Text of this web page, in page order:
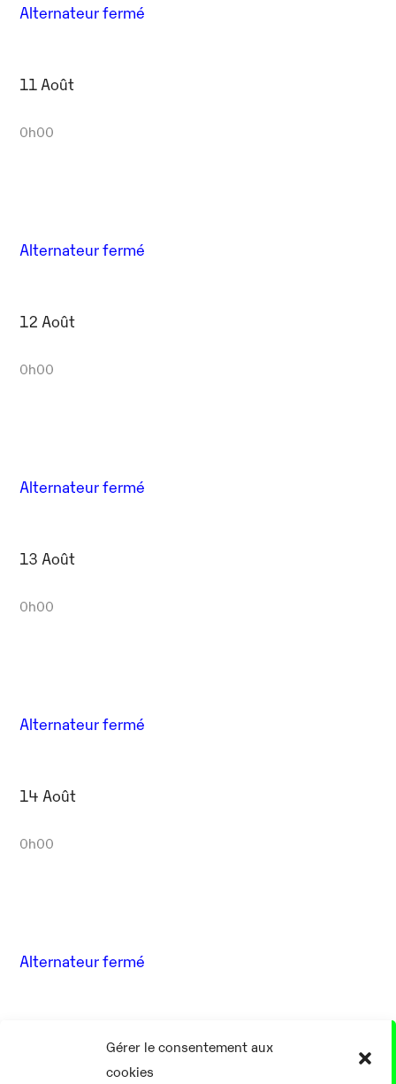
Gérer le consentement aux
cookies
Alternateur fermé
11 Août
0h00
Alternateur fermé
12 Août
0h00
Alternateur fermé
13 Août
0h00
Alternateur fermé
14 Août
0h00
Alternateur fermé